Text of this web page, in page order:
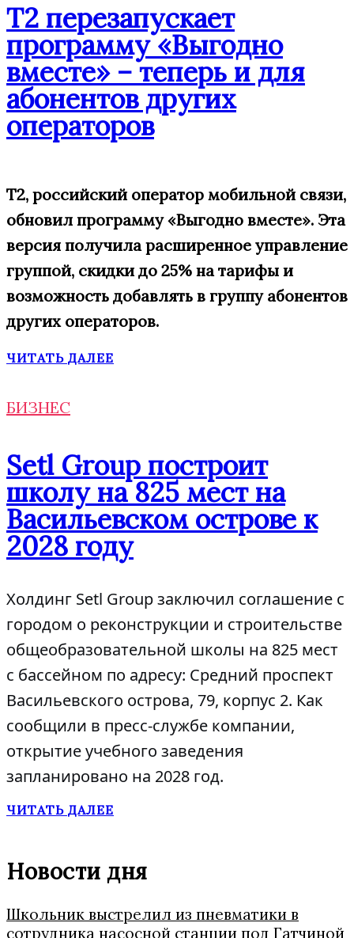
Т2 перезапускает
программу «Выгодно
вместе» – теперь и для
абонентов других
операторов
T2, российский оператор мобильной связи,
обновил программу«Выгодно вместе». Эта
версия получиларасширенное управление
группой, скидки до 25% на тарифы и
возможность добавлять в группуабонентов
других операторов.
ЧИТАТЬ ДАЛЕЕ
БИЗНЕС
Setl Group построит
школу на 825 мест на
Васильевском острове к
2028 году
Холдинг Setl Group заключил соглашение с
городом о реконструкции и строительстве
общеобразовательной школы на 825 мест
с бассейном по адресу: Средний проспект
Васильевского острова, 79, корпус 2. Как
сообщили в пресс-службе компании,
открытие учебного заведения
запланировано на 2028 год.
ЧИТАТЬ ДАЛЕЕ
Новости дня
Школьник выстрелил из пневматики в
сотрудника насосной станции под Гатчиной